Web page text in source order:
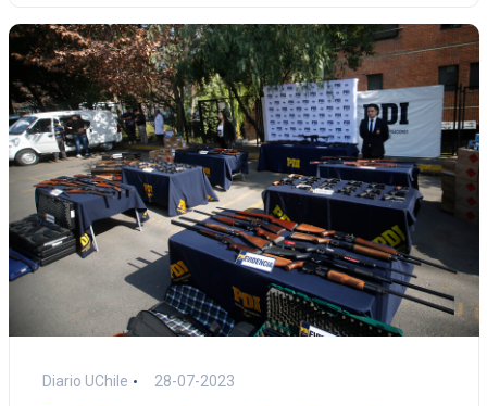
Diario UChile 28-07-2023